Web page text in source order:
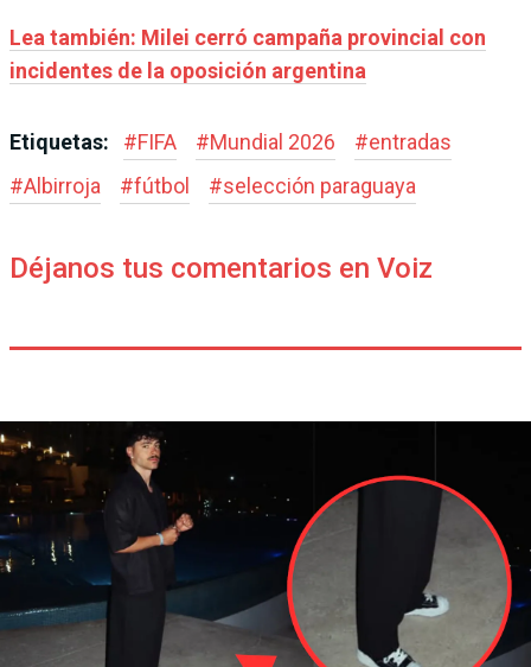
Lea también: Milei cerró campaña provincial con
incidentes de la oposición argentina
Etiquetas: #FIFA #Mundial 2026 #entradas
#Albirroja #fútbol #selección paraguaya
Déjanos tus comentarios en Voiz